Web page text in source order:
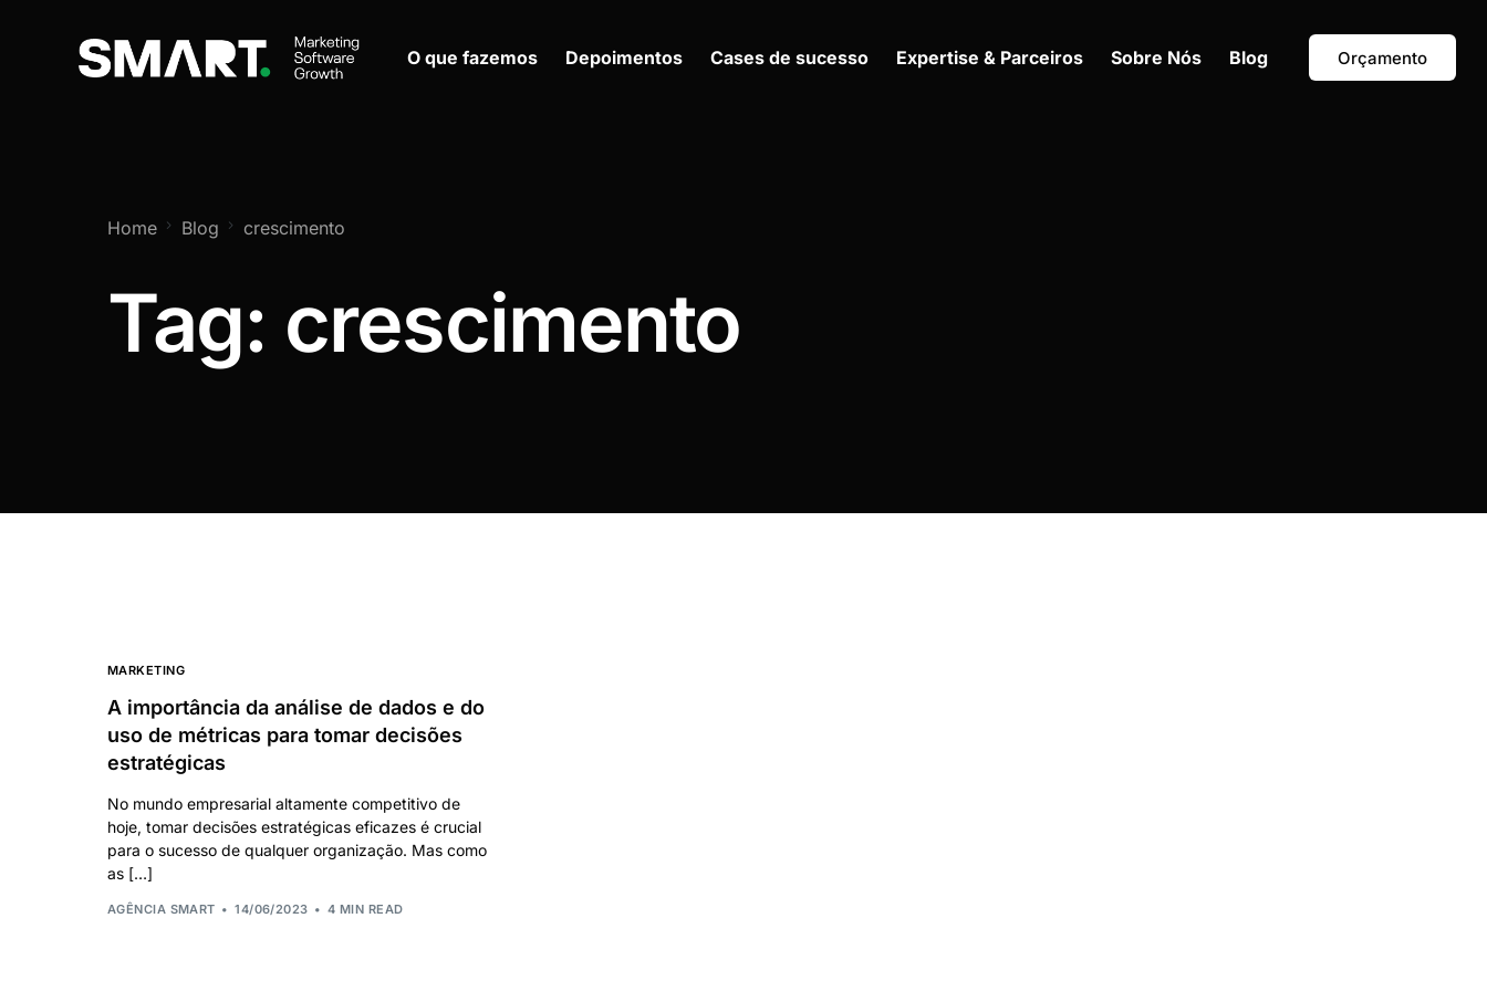
O que fazemos Depoimentos Cases de sucesso Expertise & Parceiros Sobre Nós Blog Orçamento
Home Blog crescimento
Tag: crescimento
MARKETING
A importância da análise de dados e do
uso de métricas para tomar decisões
estratégicas
No mundo empresarial altamente competitivo de
hoje, tomar decisões estratégicas eficazes é crucial
para o sucesso de qualquer organização. Mas como
as […]
AGÊNCIA SMART 14/06/2023 4 MIN READ